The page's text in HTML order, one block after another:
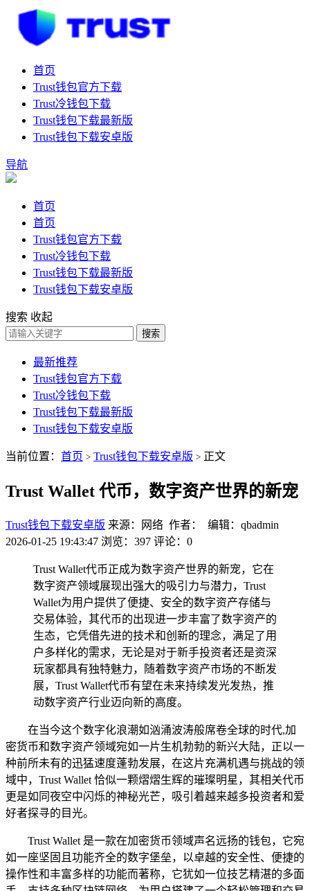
首页
Trust钱包官方下载
Trust冷钱包下载
Trust钱包下载最新版
Trust钱包下载安卓版
导航
首页
首页
Trust钱包官方下载
Trust冷钱包下载
Trust钱包下载最新版
Trust钱包下载安卓版
搜索 收起
搜索
最新推荐
Trust钱包官方下载
Trust冷钱包下载
Trust钱包下载最新版
Trust钱包下载安卓版
当前位置： 首页 > Trust钱包下载安卓版 > 正文
Trust Wallet 代币，数字资产世界的新宠
Trust钱包下载安卓版 来源：网络 作者： 编辑：qbadmin
2026-01-25 19:43:47 浏览：397 评论：0
Trust Wallet代币正成为数字资产世界的新宠，它在
数字资产领域展现出强大的吸引力与潜力，Trust
Wallet为用户提供了便捷、安全的数字资产存储与
交易体验，其代币的出现进一步丰富了数字资产的
生态，它凭借先进的技术和创新的理念，满足了用
户多样化的需求，无论是对于新手投资者还是资深
玩家都具有独特魅力，随着数字资产市场的不断发
展，Trust Wallet代币有望在未来持续发光发热，推
动数字资产行业迈向新的高度。
在当今这个数字化浪潮如汹涌波涛般席卷全球的时代,加
密货币和数字资产领域宛如一片生机勃勃的新兴大陆，正以一
种前所未有的迅猛速度蓬勃发展，在这片充满机遇与挑战的领
域中，Trust Wallet 恰似一颗熠熠生辉的璀璨明星，其相关代币
更是如同夜空中闪烁的神秘光芒，吸引着越来越多投资者和爱
好者探寻的目光。
Trust Wallet 是一款在加密货币领域声名远扬的钱包，它宛
如一座坚固且功能齐全的数字堡垒，以卓越的安全性、便捷的
操作性和丰富多样的功能而著称，它犹如一位技艺精湛的多面